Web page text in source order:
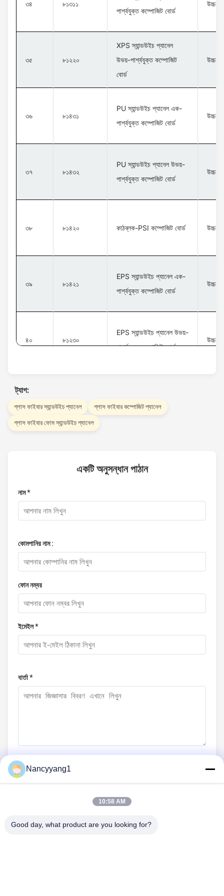
৩৪ ৮১৩১১
পার্শ্বযুক্ত কম্পোজিট বোর্ড
উচ্চ
৩৫ ৮১২২০
XPS স্যান্ডউইচ প্যানেল
উভয়-পার্শ্বযুক্ত কম্পোজিট
বোর্ড
উচ্চ
৩৬ ৮১৪৩১
PU স্যান্ডউইচ প্যানেল এক-
পার্শ্বযুক্ত কম্পোজিট বোর্ড
উচ্চ
৩৭ ৮১৪৩২
PU স্যান্ডউইচ প্যানেল উভয়-
পার্শ্বযুক্ত কম্পোজিট বোর্ড
উচ্চ
৩৮ ৮১৪২০ কাঠব্লক-PSI কম্পোজিট বোর্ড উচ্চ
৩৯ ৮১৪২১
EPS স্যান্ডউইচ প্যানেল এক-
পার্শ্বযুক্ত কম্পোজিট বোর্ড
উচ্চ
৪০ ৮১২৩০
EPS স্যান্ডউইচ প্যানেল উভয়-
পার্শ্বযুক্ত কম্পোজিট বোর্ড
উচ্চ
ট্যাগ:
গ্লাস ফাইবার স্যান্ডউইচ প্যানেল গ্লাস ফাইবার কম্পোজিট প্যানেল
গ্লাস ফাইবার ফোম স্যান্ডউইচ প্যানেল
একটি অনুসন্ধান পাঠান
নাম *
কোমপানির নাম :
ফোন নম্বর
ইমেইল *
বার্তা *
আমাদের সাথে যোগাযোগ
Nancyyang1
10:58 AM
Good day, what product are you looking for?